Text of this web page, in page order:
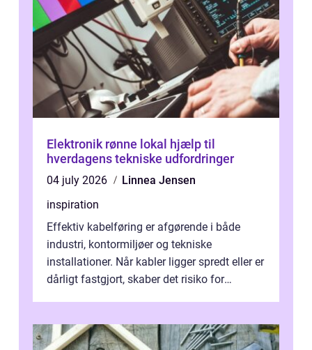
Elektronik rønne lokal hjælp til
hverdagens tekniske udfordringer
04 july 2026
Linnea Jensen
inspiration
Effektiv kabelføring er afgørende i både
industri, kontormiljøer og tekniske
installationer. Når kabler ligger spredt eller er
dårligt fastgjort, skaber det risiko for